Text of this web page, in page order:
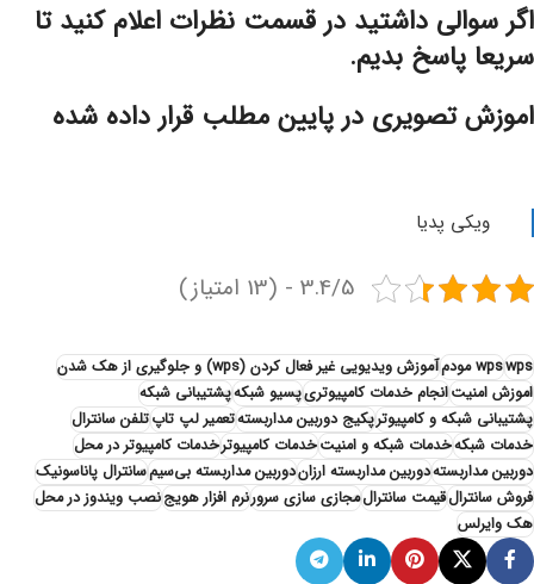
اگر سوالی داشتید در قسمت نظرات اعلام کنید تا
سریعا پاسخ بدیم.
اموزش تصویری در پایین مطلب قرار داده شده
ویکی پدیا
3.4/5 - (13 امتیاز)
wpswps مودم
آموزش ویدیویی غیر فعال کردن (wps) و جلوگیری از هک شدن
اموزش امنیتانجام خدمات کامپیوتریپسیو شبکهپشتیبانی شبکه
پشتیبانی شبکه و کامپیوترپکیج دوربین مداربستهتعمیر لپ تاپتلفن سانترال
خدمات شبکهخدمات شبکه و امنیتخدمات کامپیوترخدمات کامپیوتر در محل
دوربین مداربستهدوربین مداربسته ارزاندوربین مداربسته بی‌سیمسانترال پاناسونیک
فروش سانترالقیمت سانترالمجازی سازی سرورنرم افزار هویجنصب ویندوز در محل
هک وایرلس